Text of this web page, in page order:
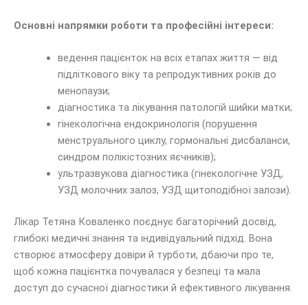
Основні напрямки роботи та професійні інтереси:
ведення пацієнток на всіх етапах життя — від
підліткового віку та репродуктивних років до
менопаузи;
діагностика та лікування патологій шийки матки;
гінекологічна ендокринологія (порушення
менструального циклу, гормональні дисбаланси,
синдром полікістозних яєчників);
ультразвукова діагностика (гінекологічне УЗД,
УЗД молочних залоз, УЗД щитоподібної залози).
Лікар Тетяна Коваленко поєднує багаторічний досвід,
глибокі медичні знання та індивідуальний підхід. Вона
створює атмосферу довіри й турботи, дбаючи про те,
щоб кожна пацієнтка почувалася у безпеці та мала
доступ до сучасної діагностики й ефективного лікування.